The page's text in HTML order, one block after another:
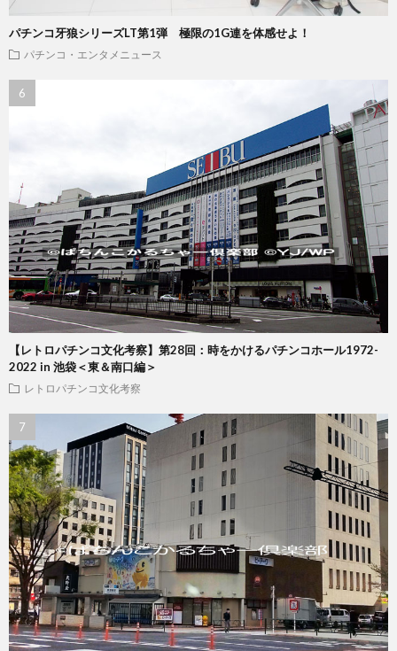
パチンコ牙狼シリーズLT第1弾 極限の1G連を体感せよ！
パチンコ・エンタメニュース
【レトロパチンコ文化考察】第28回：時をかけるパチンコホール1972-
2022 in 池袋＜東＆南口編＞
レトロパチンコ文化考察